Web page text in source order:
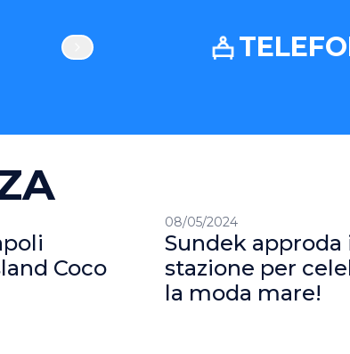
Coco
08/05/2024
Sundek approda
stazione per
la moda mare!